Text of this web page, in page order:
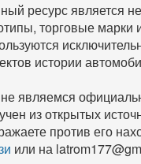
ресурс является
торговые
истории
являемся
из открытых
против его
или на